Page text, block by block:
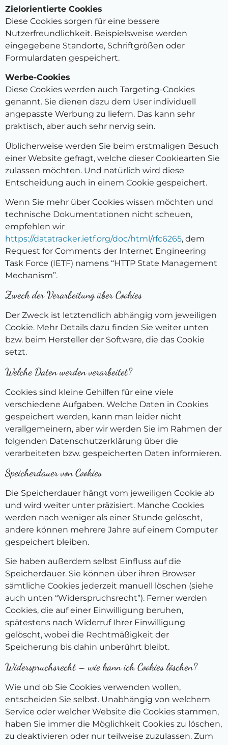
Zielorientierte Cookies
Diese Cookies sorgen für eine bessere
Nutzerfreundlichkeit. Beispielsweise werden
eingegebene Standorte, Schriftgrößen oder
Formulardaten gespeichert.
Werbe-Cookies
Diese Cookies werden auch Targeting-Cookies
genannt. Sie dienen dazu dem User individuell
angepasste Werbung zu liefern. Das kann sehr
praktisch, aber auch sehr nervig sein.
Üblicherweise werden Sie beim erstmaligen Besuch
einer Website gefragt, welche dieser Cookiearten Sie
zulassen möchten. Und natürlich wird diese
Entscheidung auch in einem Cookie gespeichert.
Wenn Sie mehr über Cookies wissen möchten und
technische Dokumentationen nicht scheuen,
empfehlen wir
https://datatracker.ietf.org/doc/html/rfc6265, dem
Request for Comments der Internet Engineering
Task Force (IETF) namens “HTTP State Management
Mechanism”.
Zweck der Verarbeitung über Cookies
Der Zweck ist letztendlich abhängig vom jeweiligen
Cookie. Mehr Details dazu finden Sie weiter unten
bzw. beim Hersteller der Software, die das Cookie
setzt.
Welche Daten werden verarbeitet?
Cookies sind kleine Gehilfen für eine viele
verschiedene Aufgaben. Welche Daten in Cookies
gespeichert werden, kann man leider nicht
verallgemeinern, aber wir werden Sie im Rahmen der
folgenden Datenschutzerklärung über die
verarbeiteten bzw. gespeicherten Daten informieren.
Speicherdauer von Cookies
Die Speicherdauer hängt vom jeweiligen Cookie ab
und wird weiter unter präzisiert. Manche Cookies
werden nach weniger als einer Stunde gelöscht,
andere können mehrere Jahre auf einem Computer
gespeichert bleiben.
Sie haben außerdem selbst Einfluss auf die
Speicherdauer. Sie können über ihren Browser
sämtliche Cookies jederzeit manuell löschen (siehe
auch unten “Widerspruchsrecht”). Ferner werden
Cookies, die auf einer Einwilligung beruhen,
spätestens nach Widerruf Ihrer Einwilligung
gelöscht, wobei die Rechtmäßigkeit der
Speicherung bis dahin unberührt bleibt.
Widerspruchsrecht – wie kann ich Cookies löschen?
Wie und ob Sie Cookies verwenden wollen,
entscheiden Sie selbst. Unabhängig von welchem
Service oder welcher Website die Cookies stammen,
haben Sie immer die Möglichkeit Cookies zu löschen,
zu deaktivieren oder nur teilweise zuzulassen. Zum